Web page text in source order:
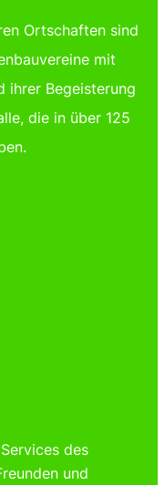
Ortschaften sind
mit
ihrer Begeisterung
die in über 125
des
und